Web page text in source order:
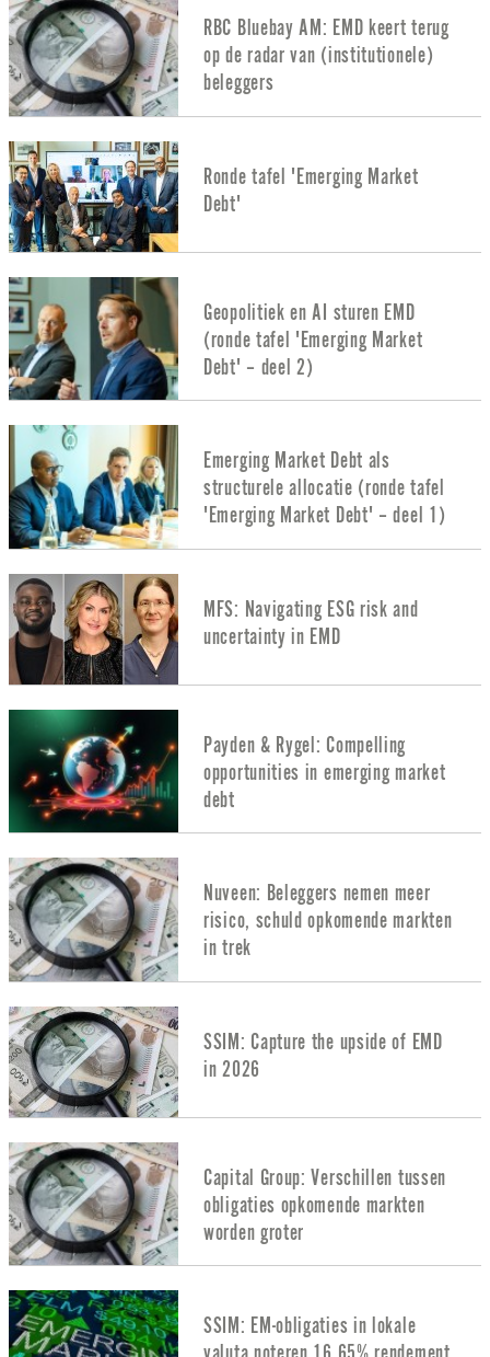
RBC Bluebay AM: EMD keert terug
op de radar van (institutionele)
beleggers
Ronde tafel 'Emerging Market
Debt'
Geopolitiek en AI sturen EMD
(ronde tafel 'Emerging Market
Debt' – deel 2)
Emerging Market Debt als
structurele allocatie (ronde tafel
'Emerging Market Debt' – deel 1)
MFS: Navigating ESG risk and
uncertainty in EMD
Payden & Rygel: Compelling
opportunities in emerging market
debt
Nuveen: Beleggers nemen meer
risico, schuld opkomende markten
in trek
SSIM: Capture the upside of EMD
in 2026
Capital Group: Verschillen tussen
obligaties opkomende markten
worden groter
SSIM: EM-obligaties in lokale